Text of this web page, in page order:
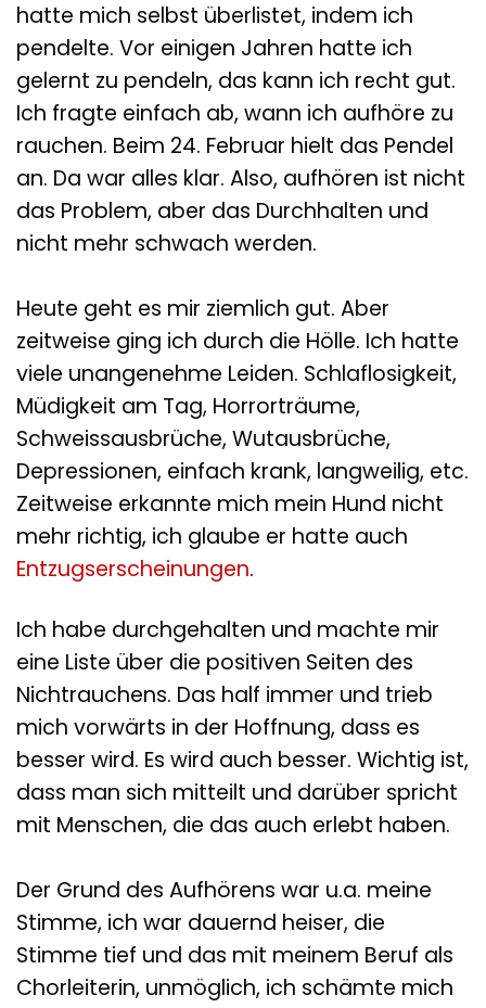
hatte mich selbst überlistet, indem ich
pendelte. Vor einigen Jahren hatte ich
gelernt zu pendeln, das kann ich recht gut.
Ich fragte einfach ab, wann ich aufhöre zu
rauchen. Beim 24. Februar hielt das Pendel
an. Da war alles klar. Also, aufhören ist nicht
das Problem, aber das Durchhalten und
nicht mehr schwach werden.
Heute geht es mir ziemlich gut. Aber
zeitweise ging ich durch die Hölle. Ich hatte
viele unangenehme Leiden. Schlaflosigkeit,
Müdigkeit am Tag, Horrorträume,
Schweissausbrüche, Wutausbrüche,
Depressionen, einfach krank, langweilig, etc.
Zeitweise erkannte mich mein Hund nicht
mehr richtig, ich glaube er hatte auch
Entzugserscheinungen.
Ich habe durchgehalten und machte mir
eine Liste über die positiven Seiten des
Nichtrauchens. Das half immer und trieb
mich vorwärts in der Hoffnung, dass es
besser wird. Es wird auch besser. Wichtig ist,
dass man sich mitteilt und darüber spricht
mit Menschen, die das auch erlebt haben.
Der Grund des Aufhörens war u.a. meine
Stimme, ich war dauernd heiser, die
Stimme tief und das mit meinem Beruf als
Chorleiterin, unmöglich, ich schämte mich